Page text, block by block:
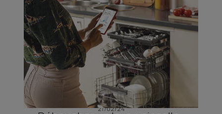
21/02/24